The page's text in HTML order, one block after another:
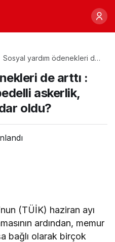
Sosyal yardım ödenekleri de
askerlik, yaşlılık aylığı ne
kadar oldu?de arttı :
askerlik,
oldu?
(TÜİK) haziran ayı
ardından, memur
bağlı olarak birçok
Paylaş